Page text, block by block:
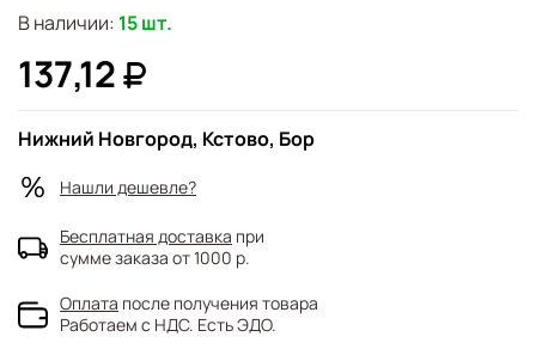
В наличии: 15 шт.
137,12
Нижний Новгород, Кстово, Бор
Нашли дешевле?
Бесплатная доставка при
сумме заказа от 1000 р.
Оплата после получения товара
Работаем с НДС. Есть ЭДО.